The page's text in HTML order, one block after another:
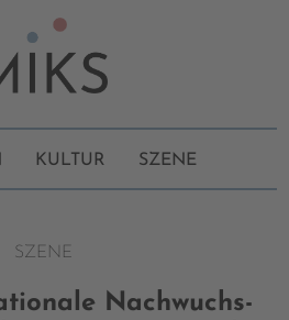
KULTUR SZENE
SZENE
Nachwuchs-